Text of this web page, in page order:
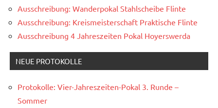
Ausschreibung: Wanderpokal Stahlscheibe Flinte
Ausschreibung: Kreismeisterschaft Praktische Flinte
Ausschreibung 4 Jahreszeiten Pokal Hoyerswerda
NEUE PROTOKOLLE
Protokolle: Vier-Jahreszeiten-Pokal 3. Runde –
Sommer